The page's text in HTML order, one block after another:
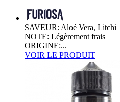
SAVEUR: Aloé Vera, Litchi
NOTE: Légèrement frais
ORIGINE:...
VOIR LE PRODUIT